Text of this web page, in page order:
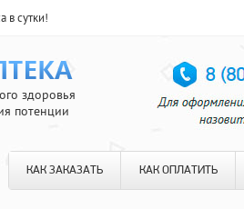
в сутки!
здоровья
потенции
КАК ЗАКАЗАТЬ КАК ОПЛАТИТЬ